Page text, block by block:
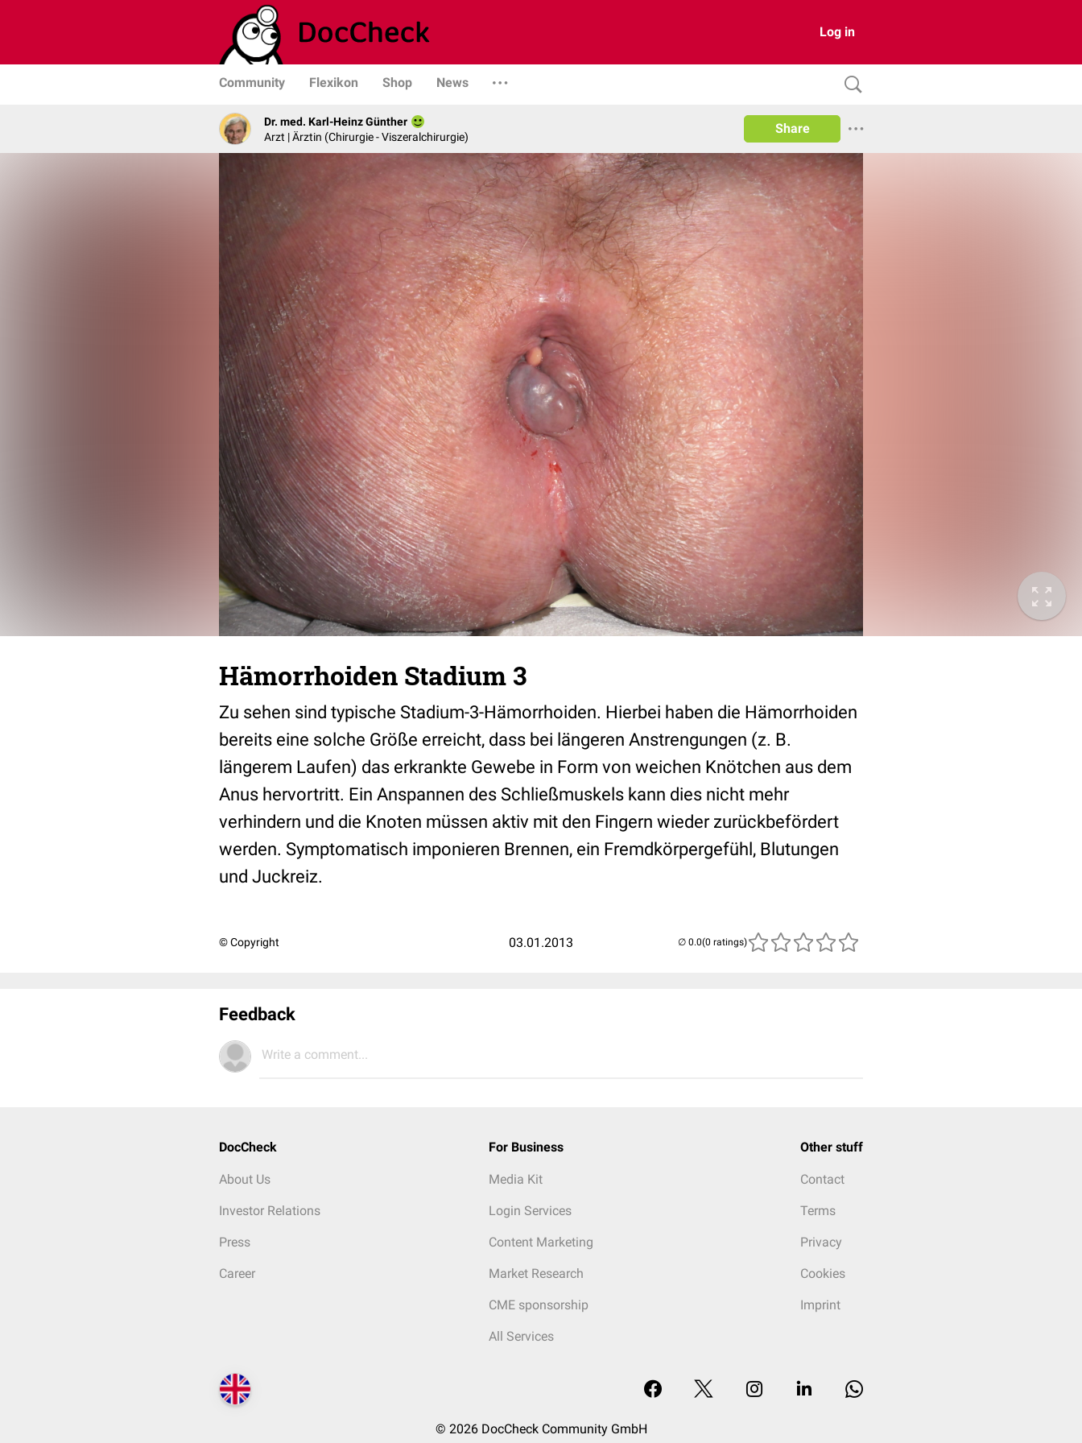
Log in
Community Flexikon Shop News
Dr. med. Karl-Heinz Günther
Arzt | Ärztin (Chirurgie - Viszeralchirurgie)
Share
Hämorrhoiden Stadium 3
Zu sehen sind typische Stadium-3-Hämorrhoiden. Hierbei haben die Hämorrhoiden
bereits eine solche Größe erreicht, dass bei längeren Anstrengungen (z. B.
längerem Laufen) das erkrankte Gewebe in Form von weichen Knötchen aus dem
Anus hervortritt. Ein Anspannen des Schließmuskels kann dies nicht mehr
verhindern und die Knoten müssen aktiv mit den Fingern wieder zurückbefördert
werden. Symptomatisch imponieren Brennen, ein Fremdkörpergefühl, Blutungen
und Juckreiz.
© Copyright 03.01.2013 (0 ratings)
Feedback
Write a comment...
DocCheck
About Us
Investor Relations
Press
Career
For Business
Media Kit
Login Services
Content Marketing
Market Research
CME sponsorship
All Services
Other stuff
Contact
Terms
Privacy
Cookies
Imprint
© 2026 DocCheck Community GmbH